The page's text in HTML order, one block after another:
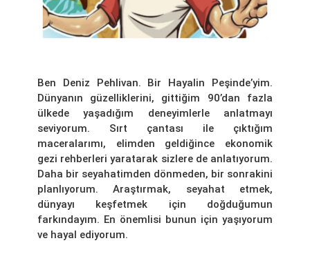
Ben Deniz Pehlivan. Bir Hayalin Peşinde’yim.
Dünyanın güzelliklerini, gittiğim 90’dan fazla
ülkede yaşadığım deneyimlerle anlatmayı
seviyorum. Sırt çantası ile çıktığım
maceralarımı, elimden geldiğince ekonomik
gezi rehberleri yaratarak sizlere de anlatıyorum.
Daha bir seyahatimden dönmeden, bir sonrakini
planlıyorum. Araştırmak, seyahat etmek,
dünyayı keşfetmek için doğduğumun
farkındayım. En önemlisi bunun için yaşıyorum
ve hayal ediyorum.